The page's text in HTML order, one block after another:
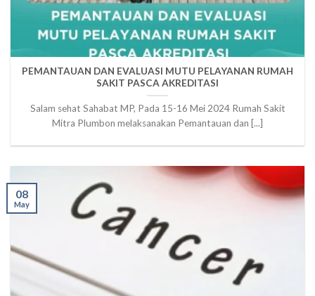
PEMANTAUAN DAN EVALUASI MUTU PELAYANAN RUMAH
SAKIT PASCA AKREDITASI
Salam sehat Sahabat MP, Pada 15-16 Mei 2024 Rumah Sakit
Mitra Plumbon melaksanakan Pemantauan dan [...]
08
May